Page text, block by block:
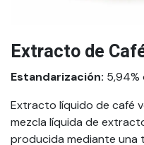
Extracto de
Estandarización: 5,94%
Extracto líquido de café
mezcla líquida de
producida mediante una